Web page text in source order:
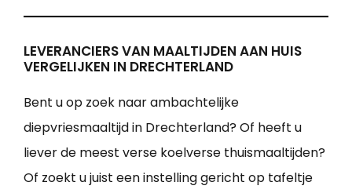
LEVERANCIERS VAN MAALTIJDEN AAN HUIS
VERGELIJKEN IN DRECHTERLAND
Bent u op zoek naar ambachtelijke
diepvriesmaaltijd in Drechterland? Of heeft u
liever de meest verse koelverse thuismaaltijden?
Of zoekt u juist een instelling gericht op tafeltje